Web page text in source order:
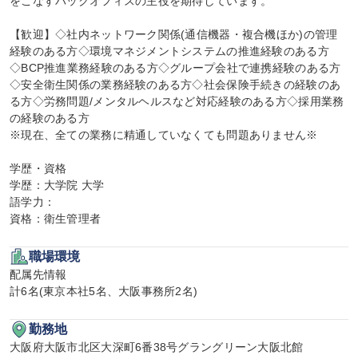
【歓迎】◇社内ネットワーク関係(通信機器・複合機ほか)の管理
経験のある方◇環境マネジメントシステムの推進経験のある方
◇BCP推進業務経験のある方◇グループ会社で連携経験のある方
◇安全衛生関係の業務経験のある方◇社会保険手続きの経験のあ
る方◇労務問題/メンタルヘルスなど対応経験のある方◇採用業務
の経験のある方
※現在、全ての業務に精通していなくても問題ありません※
学歴・資格
学歴：大学院 大学
語学力：
資格：衛生管理者
職場環境
配属先情報
計6名(東京本社5名、大阪事務所2名)
勤務地
大阪府大阪市北区大深町6番38号グラングリーン大阪北館